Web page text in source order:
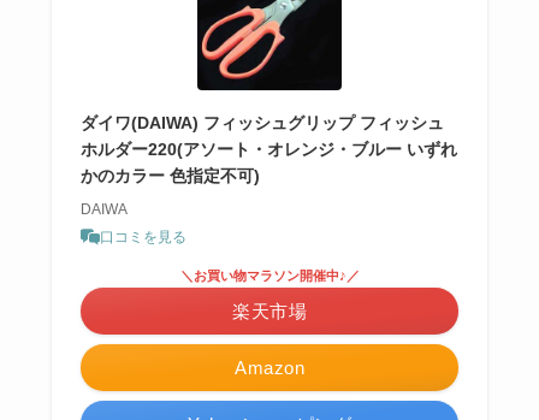
ダイワ(DAIWA) フィッシュグリップ フィッシュ
ホルダー220(アソート・オレンジ・ブルー いずれ
かのカラー 色指定不可)
DAIWA
口コミを見る
Amazon
＼お買い物マラソン開催中♪／
楽天市場